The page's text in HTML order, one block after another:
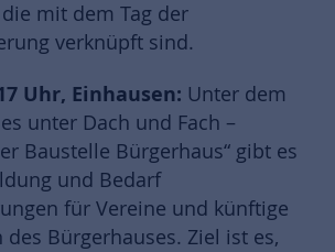
mit dem Tag der
verknüpft sind.
Uhr, Einhausen: Unter dem
unter Dach und Fach –
Baustelle Bürgerhaus“ gibt es
und Bedarf
für Vereine und künftige
Bürgerhauses. Ziel ist es,